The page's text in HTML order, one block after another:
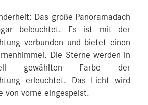
Das große Panoramadach
beleuchtet. Es ist mit der
verbunden und bietet einen
Die Sterne werden in
gewählten Farbe der
erleuchtet. Das Licht wird
von vorne eingespeist.